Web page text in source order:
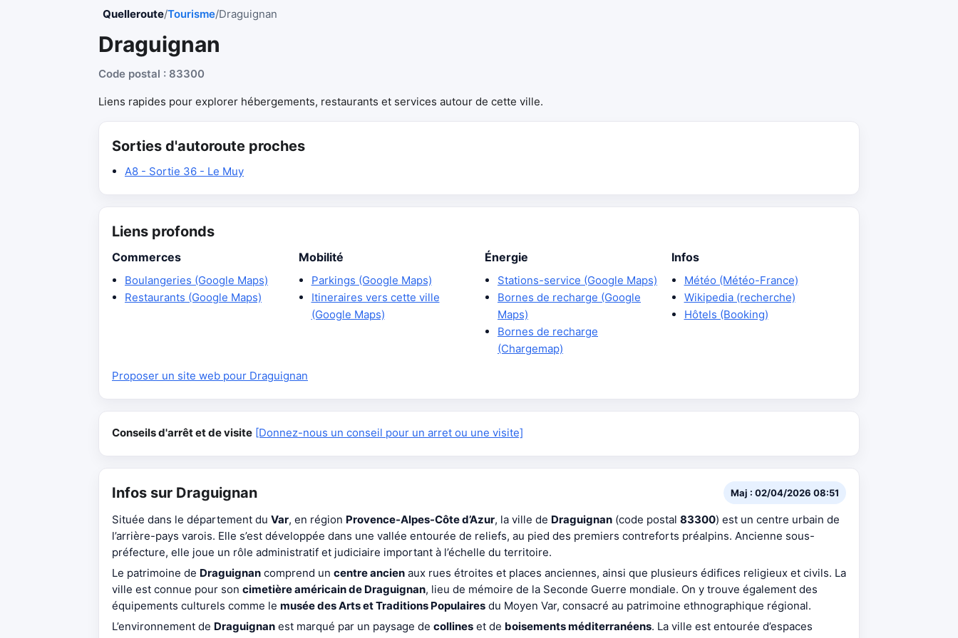
Quelleroute/Tourisme/Draguignan
Draguignan
Code postal : 83300
Liens rapides pour explorer hébergements, restaurants et services autour de cette ville.
Sorties d'autoroute proches
A8 - Sortie 36 - Le Muy
Liens profonds
Commerces
Boulangeries (Google Maps)
Restaurants (Google Maps)
Mobilité
Parkings (Google Maps)
Itineraires vers cette ville
(Google Maps)
Énergie
Stations-service (Google Maps)
Bornes de recharge (Google
Maps)
Bornes de recharge
(Chargemap)
Infos
Météo (Météo-France)
Wikipedia (recherche)
Hôtels (Booking)
Proposer un site web pour Draguignan
Conseils d'arrêt et de visite [Donnez-nous un conseil pour un arret ou une visite]
Infos sur Draguignan Maj : 02/04/2026 08:51
Située dans le département du Var, en région Provence-Alpes-Côte d’Azur, la ville de Draguignan (code postal 83300) est un centre urbain de
l’arrière-pays varois. Elle s’est développée dans une vallée entourée de reliefs, au pied des premiers contreforts préalpins. Ancienne sous-
préfecture, elle joue un rôle administratif et judiciaire important à l’échelle du territoire.
Le patrimoine de Draguignan comprend un centre ancien aux rues étroites et places anciennes, ainsi que plusieurs édifices religieux et civils. La
ville est connue pour son cimetière américain de Draguignan, lieu de mémoire de la Seconde Guerre mondiale. On y trouve également des
équipements culturels comme le musée des Arts et Traditions Populaires du Moyen Var, consacré au patrimoine ethnographique régional.
L’environnement de Draguignan est marqué par un paysage de collines et de boisements méditerranéens. La ville est entourée d’espaces